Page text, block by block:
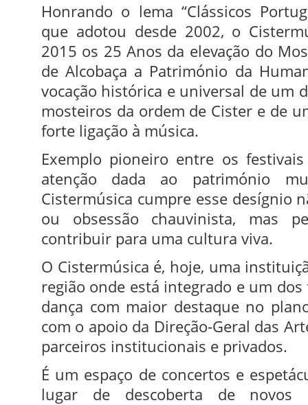
Honrando o lema “Clássicos
que adotou desde 2002, o
2015 os 25 Anos da elevação do
de Alcobaça a Património da
vocação histórica e universal de um
mosteiros da ordem de Cister e de
forte ligação à música.
Exemplo pioneiro entre os
atenção dada ao património
Cistermúsica cumpre esse desígnio
ou obsessão chauvinista, mas
contribuir para uma cultura viva.
O Cistermúsica é, hoje, uma
região onde está integrado e um
dança com maior destaque no
com o apoio da Direção-Geral das
parceiros institucionais e privados.
É um espaço de concertos e
lugar de descoberta de